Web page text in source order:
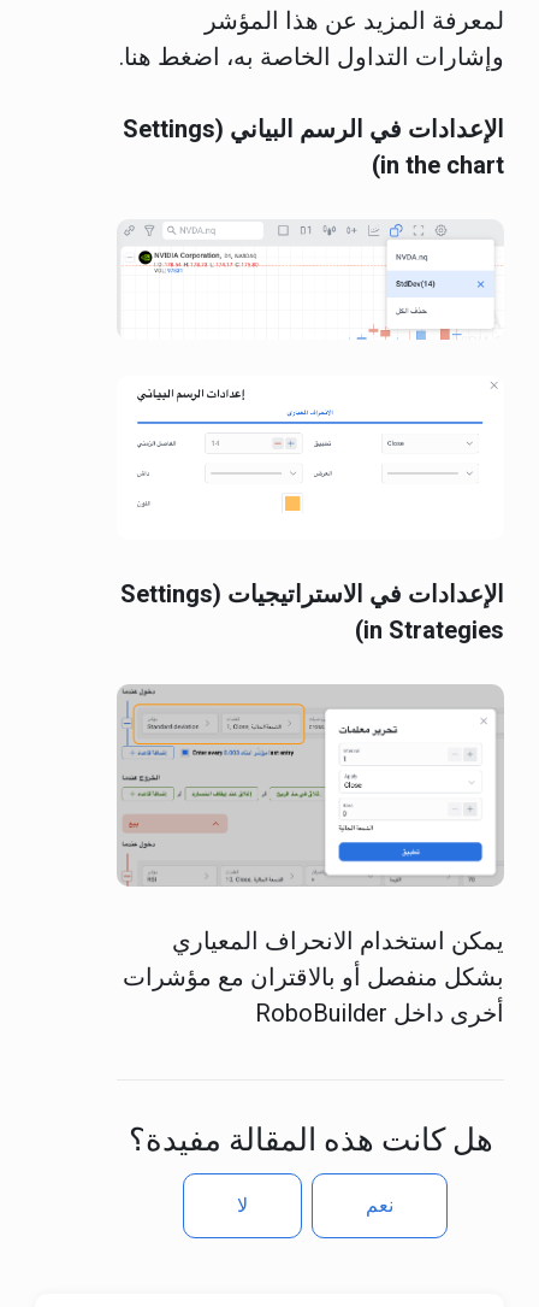
لمعرفة المزيد عن هذا المؤشر
وإشارات التداول الخاصة به، اضغط هنا.
الإعدادات في الرسم البياني (Settings
in the chart)
الإعدادات في الاستراتيجيات (Settings
in Strategies)
يمكن استخدام الانحراف المعياري
بشكل منفصل أو بالاقتران مع مؤشرات
أخرى داخل RoboBuilder
هل كانت هذه المقالة مفيدة؟
لا نعم